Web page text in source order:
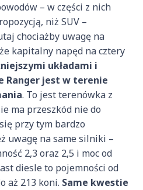
– w części z nich
niż SUV –
chociażby uwagę na
kapitalny napęd na cztery
układami i
Ranger jest w terenie
. To jest terenówka z
ma przeszkód nie do
przy tym bardzo
uwagę na same silniki –
2,3 oraz 2,5 i moc od
diesle to pojemności od
aż 213 koni. Same kwestie